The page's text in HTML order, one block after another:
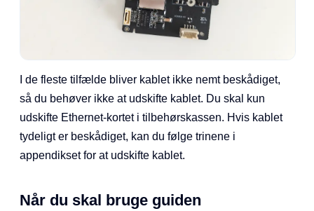
I de fleste tilfælde bliver kablet ikke nemt beskådiget,
så du behøver ikke at udskifte kablet. Du skal kun
udskifte Ethernet-kortet i tilbehørskassen. Hvis kablet
tydeligt er beskådiget, kan du følge trinene i
appendikset for at udskifte kablet.
Når du skal bruge guiden